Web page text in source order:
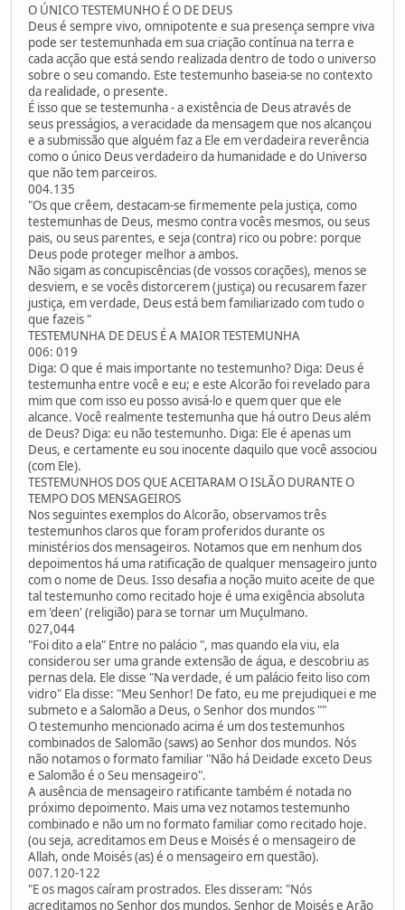
O ÚNICO TESTEMUNHO É O DE DEUS
Deus é sempre vivo, omnipotente e sua presença sempre viva
pode ser testemunhada em sua criação contínua na terra e
cada acção que está sendo realizada dentro de todo o universo
sobre o seu comando. Este testemunho baseia-se no contexto
da realidade, o presente.
É isso que se testemunha - a existência de Deus através de
seus presságios, a veracidade da mensagem que nos alcançou
e a submissão que alguém faz a Ele em verdadeira reverência
como o único Deus verdadeiro da humanidade e do Universo
que não tem parceiros.
004.135
"Os que crêem, destacam-se firmemente pela justiça, como
testemunhas de Deus, mesmo contra vocês mesmos, ou seus
pais, ou seus parentes, e seja (contra) rico ou pobre: porque
Deus pode proteger melhor a ambos.
Não sigam as concupiscências (de vossos corações), menos se
desviem, e se vocês distorcerem (justiça) ou recusarem fazer
justiça, em verdade, Deus está bem familiarizado com tudo o
que fazeis "
TESTEMUNHA DE DEUS É A MAIOR TESTEMUNHA
006: 019
Diga: O que é mais importante no testemunho? Diga: Deus é
testemunha entre você e eu; e este Alcorão foi revelado para
mim que com isso eu posso avisá-lo e quem quer que ele
alcance. Você realmente testemunha que há outro Deus além
de Deus? Diga: eu não testemunho. Diga: Ele é apenas um
Deus, e certamente eu sou inocente daquilo que você associou
(com Ele).
TESTEMUNHOS DOS QUE ACEITARAM O ISLÃO DURANTE O
TEMPO DOS MENSAGEIROS
Nos seguintes exemplos do Alcorão, observamos três
testemunhos claros que foram proferidos durante os
ministérios dos mensageiros. Notamos que em nenhum dos
depoimentos há uma ratificação de qualquer mensageiro junto
com o nome de Deus. Isso desafia a noção muito aceite de que
tal testemunho como recitado hoje é uma exigência absoluta
em 'deen' (religião) para se tornar um Muçulmano.
027,044
"Foi dito a ela" Entre no palácio ", mas quando ela viu, ela
considerou ser uma grande extensão de água, e descobriu as
pernas dela. Ele disse "Na verdade, é um palácio feito liso com
vidro" Ela disse: "Meu Senhor! De fato, eu me prejudiquei e me
submeto e a Salomão a Deus, o Senhor dos mundos ""
O testemunho mencionado acima é um dos testemunhos
combinados de Salomão (saws) ao Senhor dos mundos. Nós
não notamos o formato familiar "Não há Deidade exceto Deus
e Salomão é o Seu mensageiro".
A ausência de mensageiro ratificante também é notada no
próximo depoimento. Mais uma vez notamos testemunho
combinado e não um no formato familiar como recitado hoje.
(ou seja, acreditamos em Deus e Moisés é o mensageiro de
Allah, onde Moisés (as) é o mensageiro em questão).
007.120-122
"E os magos caíram prostrados. Eles disseram: "Nós
acreditamos no Senhor dos mundos, Senhor de Moisés e Arão